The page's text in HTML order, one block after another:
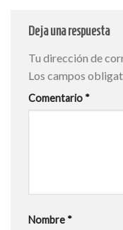
Deja una respuesta
Tu dirección de
Los campos
Comentario *
Nombre *